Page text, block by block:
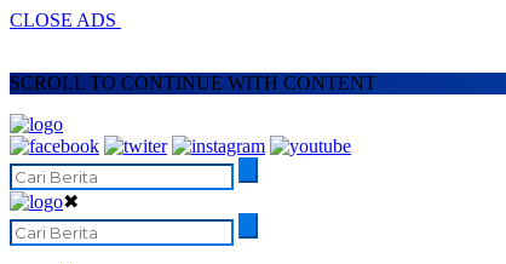
CLOSE ADS
SCROLL TO CONTINUE WITH CONTENT
✖